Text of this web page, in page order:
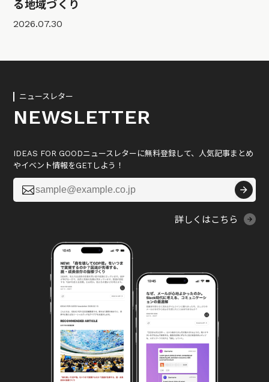
る地域づくり
2026.07.30
ニュースレター
NEWSLETTER
IDEAS FOR GOODニュースレターに無料登録して、人気記事まとめ
やイベント情報をGETしよう！

詳しくはこちら